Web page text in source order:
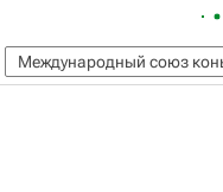
Международный союз